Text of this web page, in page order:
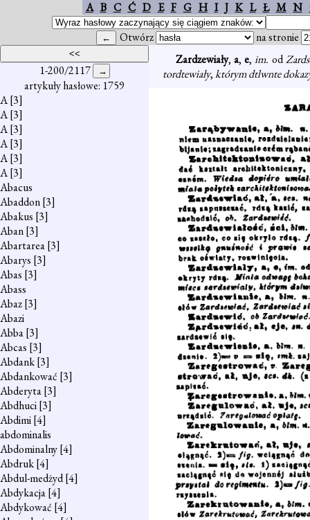
A B C Ć D E F G H I J K L Ł M N
Otwórz na stronie
1-200/2117
artykuły hasłowe: 1759
A[3]
A[3]
A[3]
A[3]
A[3]
A[3]
Abacus
Abaddon[3]
Abakus [3]
Aban[3]
Abartarea[3]
Abarys [3]
Abas [3]
Abass
Abaz[3]
Abazi
Abba[3]
Abcas [3]
Abdank[3]
Abdankować [3]
Abderyta[3]
Abdhuci[3]
Abdimi[4]
abdominalis
Abdominalny[4]
Abdruk[4]
Abdul-medżyd[4]
Abdykacja[4]
Abdykować [4]
Zardzewiały,a, e,im. od
tordtewiały,którym dtlwnte